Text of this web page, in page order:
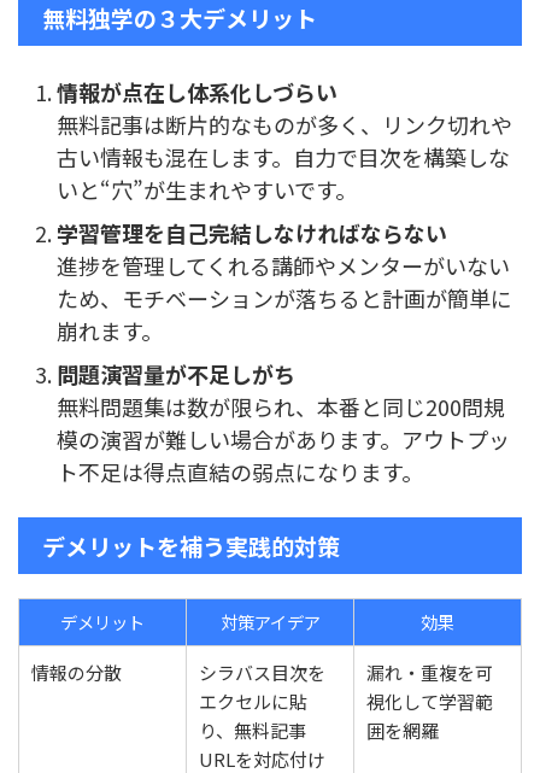
無料独学の３大デメリット
情報が点在し体系化しづらい
無料記事は断片的なものが多く、リンク切れや
古い情報も混在します。自力で目次を構築しな
いと“穴”が生まれやすいです。
学習管理を自己完結しなければならない
進捗を管理してくれる講師やメンターがいない
ため、モチベーションが落ちると計画が簡単に
崩れます。
問題演習量が不足しがち
無料問題集は数が限られ、本番と同じ200問規
模の演習が難しい場合があります。アウトプッ
ト不足は得点直結の弱点になります。
デメリットを補う実践的対策
デメリット 対策アイデア
効果
情報の分散
シラバス目次を
エクセルに貼
り、無料記事
URLを対応付け
漏れ・重複を可
視化して学習範
囲を網羅